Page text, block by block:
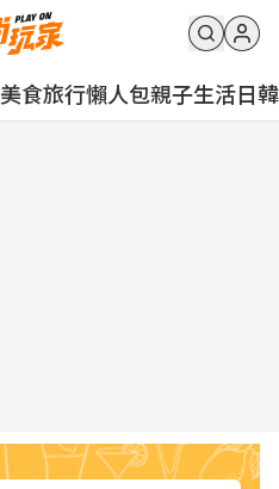
美食旅行懶人包親子生活日韓